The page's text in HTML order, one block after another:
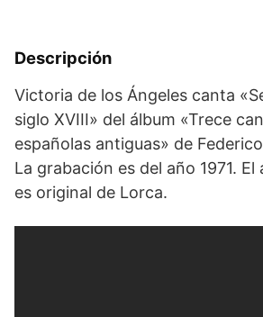
Descripción
Victoria de los Ángeles canta
siglo XVIII» del álbum «Trece
españolas antiguas» de
La grabación es del año 1971.
es original de Lorca.